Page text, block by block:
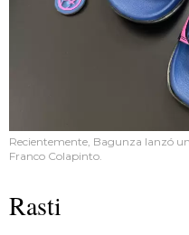
Recientemente, Bagunza lanzó
Franco Colapinto.
Rasti